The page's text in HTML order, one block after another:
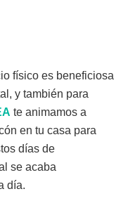
físico es beneficiosa
y también para
te animamos a
en tu casa para
días de
se acaba
día.